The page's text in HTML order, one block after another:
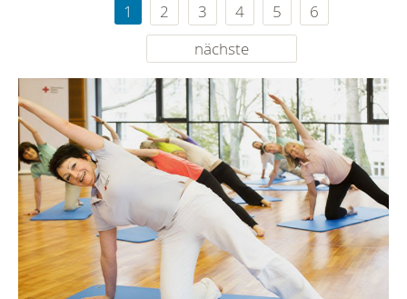
1 2 3 4 5
6
nächste